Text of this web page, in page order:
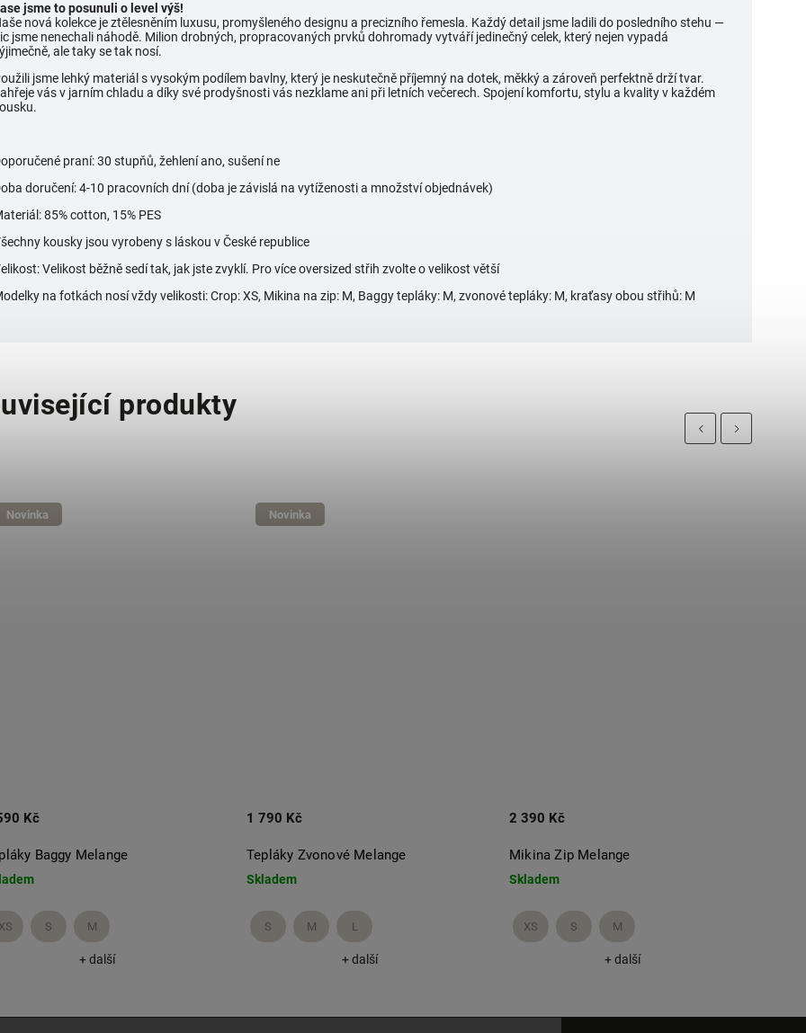
jsme to posunuli o level výš!
nová kolekce je ztělesněním luxusu, promyšleného designu a precizního řemesla. Každý detail jsme ladili do posledního stehu —
jsme nenechali náhodě. Milion drobných, propracovaných prvků dohromady vytváří jedinečný celek, který nejen vypadá
ale taky se tak nosí.
jsme lehký materiál s vysokým podílem bavlny, který je neskutečně příjemný na dotek, měkký a zároveň perfektně drží tvar.
vás v jarním chladu a díky své prodyšnosti vás nezklame ani při letních večerech. Spojení komfortu, stylu a kvality v každém
praní: 30 stupňů, žehlení ano, sušení ne
doručení: 4-10 pracovních dní (doba je závislá na vytíženosti a množství objednávek)
85% cotton, 15% PES
kousky jsou vyrobeny s láskou v České republice
Velikost běžně sedí tak, jak jste zvyklí. Pro více oversized střih zvolte o velikost větší
na fotkách nosí vždy velikosti:Crop: XS, Mikina na zip: M, Baggy tepláky: M, zvonové tepláky: M, kraťasy obou střihů: M
produkty
Previous
Novinka
Baggy Melange
Kč
XS S M
+ další
Novinka
Tepláky Zvonové Melange
Skladem
1 790 Kč
S M L
+ další
Mikina Zip Melange
Skladem
2 390 Kč
XS S M
+ další
Next